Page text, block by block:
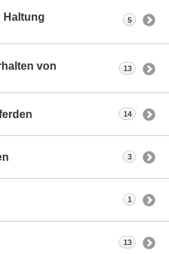
5
von
13
14
3
1
13